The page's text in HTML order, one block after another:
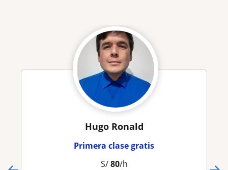
Hugo Ronald
Primera clase gratis
S/80/h